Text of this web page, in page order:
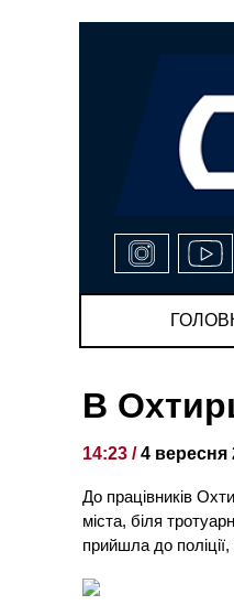
В
14:23 /4 вересня
До працівників
міста, біля
прийшла до